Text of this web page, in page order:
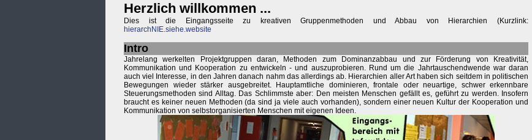
Herzlich willkommen ...
Dies ist die Eingangsseite zu kreativen Gruppenmethoden und Abbau von Hierarchien (Kurzlink:
hierarchNIE.siehe.website
Intro
Jahrelang werkelten Projektgruppen daran, Methoden zum Dominanzabbau und zur Förderung von Kreativität,
Kommunikation und Kooperation zu entwickeln - und auszuprobieren. Rund um die Jahrtauschendwende war daran
auch viel Interesse, in den Jahren danach nahm das allerdings ab. Hierarchien aller Art haben sich seitdem in politischen
Bewegungen wieder stärker ausgebreitet. Hauptamtliche dominieren, frontale oder neuartige, schwer erkennbare
Steuerungsmethoden sind Alltag. Das Schlimmste aber: Den meisten Menschen gefällt es, geführt zu werden. Insofern
braucht es keiner neuen Methoden (da sind ja viele auch vorhanden), sondern einer neuen Kultur der Kooperation und
Kommunikation von selbstorganisierten Menschen mit eigenen Ideen.